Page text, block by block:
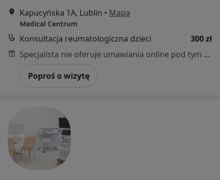
Kapucyńska 1A, Lublin • Mapa
Medical Centrum
Konsultacja reumatologiczna dzieci
300 zł
Specjalista nie oferuje umawiania online pod tym adresem.
Poproś o wizytę